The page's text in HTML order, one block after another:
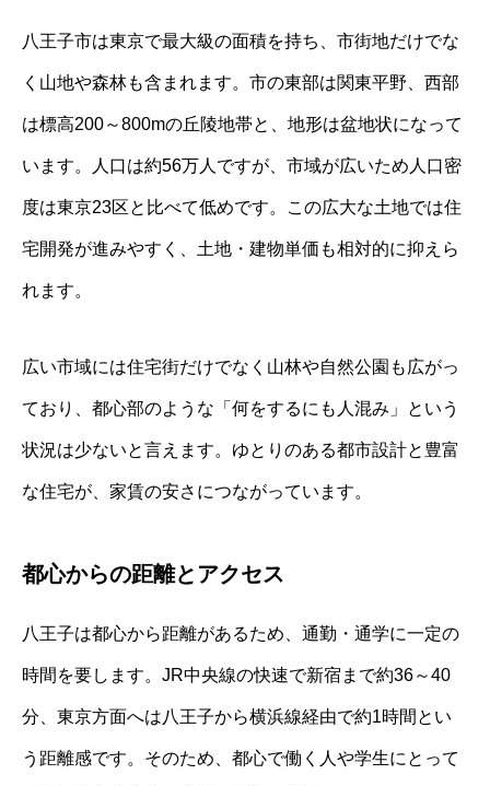
八王子市は東京で最大級の面積を持ち、市街地だけでな
く山地や森林も含まれます。市の東部は関東平野、西部
は標高200～800mの丘陵地帯と、地形は盆地状になって
います。人口は約56万人ですが、市域が広いため人口密
度は東京23区と比べて低めです。この広大な土地では住
宅開発が進みやすく、土地・建物単価も相対的に抑えら
れます。
広い市域には住宅街だけでなく山林や自然公園も広がっ
ており、都心部のような「何をするにも人混み」という
状況は少ないと言えます。ゆとりのある都市設計と豊富
な住宅が、家賃の安さにつながっています。
都心からの距離とアクセス
八王子は都心から距離があるため、通勤・通学に一定の
時間を要します。JR中央線の快速で新宿まで約36～40
分、東京方面へは八王子から横浜線経由で約1時間とい
う距離感です。そのため、都心で働く人や学生にとって